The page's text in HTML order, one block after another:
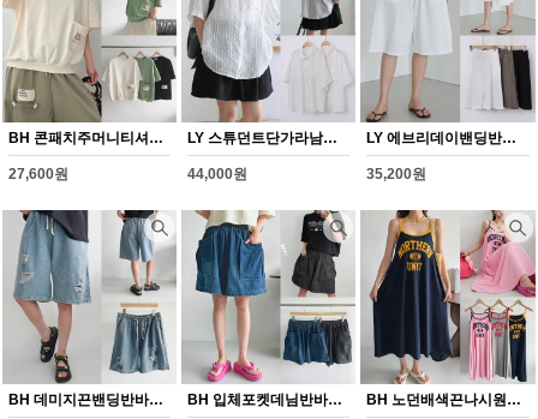
BH 콘패치주머니티셔츠(Y351H608)
27,600원
LY 스튜던트단가라남방(Y345H608)
44,000원
LY 에브리데이밴딩반바지(Y346H608)
35,200원
BH 데미지끈밴딩반바지(Y347H608) BH 입체포켓데님반바지(Y348H608) BH 노던배색끈나시원피스(Y349H608)